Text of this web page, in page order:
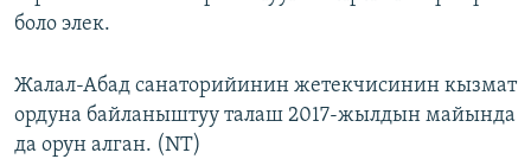
боло элек.
Жалал-Абад санаторийинин жетекчисинин кызмат
ордуна байланыштуу талаш 2017-жылдын майында
да орун алган. (NT)